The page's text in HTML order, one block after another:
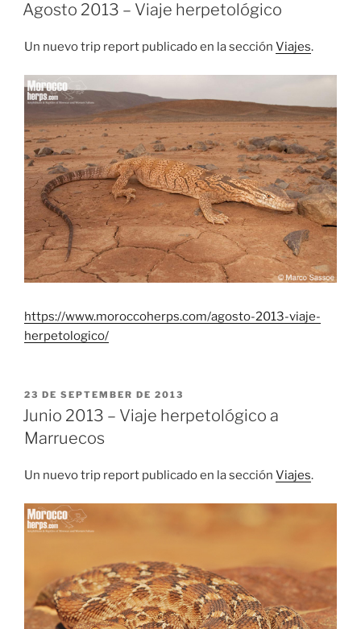
EL
Agosto 2013 – Viaje herpetológico
Un nuevo trip report publicado en la sección Viajes.
https://www.moroccoherps.com/agosto-2013-viaje-
herpetologico/
PUBLICADO
EL
23 DE SEPTEMBER DE 2013
Junio 2013 – Viaje herpetológico a
Marruecos
Un nuevo trip report publicado en la sección Viajes.